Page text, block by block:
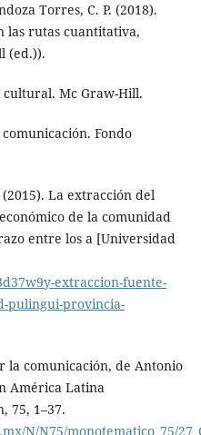
Torres, C. P. (2018).
las rutas cuantitativa,
(ed.)).
cultural. Mc Graw-Hill.
Fondo
La extracción del
de la comunidad
entre los a [Universidad
extraccion-fuente-
pulingui-provincia-
la comunicación, de Antonio
América Latina
75, 1–37.
N/N75/monotematico_75/